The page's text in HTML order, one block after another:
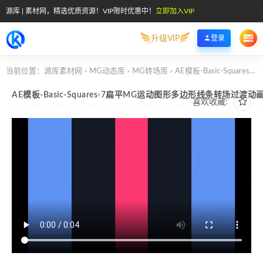
源库 | 素材网，精选优质资源！VIP限时优惠中！ 立即加入VIP
升级VIP 登录
当前位置： 源库素材网 > MG动态库 > MG转场库 > AE模板-Basic-Squares-7扁平MG运动图形多边形线条转场过渡动画
喜欢收藏:
AE模板-Basic-Squares-7扁平MG运动图形多边形线条转场过渡动